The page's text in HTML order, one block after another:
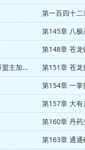
第一百四十二
第145章 八极
第148章 苍龙
第150章 武道聚会（为喜爱看书的杰哥盟主加更1/4）
第151章 苍龙
第157章 大有
第163章 通通